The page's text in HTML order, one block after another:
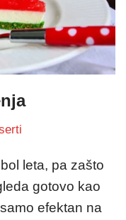
leta, pa zašto
gotovo kao
efektan na